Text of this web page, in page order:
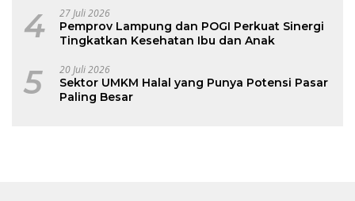
4 27 Juli 2026
Pemprov Lampung dan POGI Perkuat Sinergi
Tingkatkan Kesehatan Ibu dan Anak
5 20 Juli 2026
Sektor UMKM Halal yang Punya Potensi Pasar
Paling Besar